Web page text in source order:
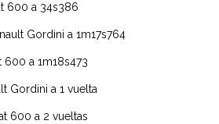
600 a 34s386
Gordini a 1m17s764
600 a 1m18s473
Gordini a 1 vuelta
600 a 2 vueltas